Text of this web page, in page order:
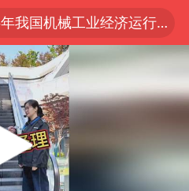
上半年我国机械工业经济运行稳中有进
佛山通报笔试前13被淘汰后5名进体检
钛9新车申报
台风“白海豚”体型变大！环流面积接近13个浙江那么大